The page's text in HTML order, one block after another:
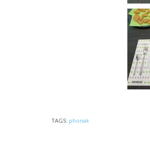
TAGS: phonak